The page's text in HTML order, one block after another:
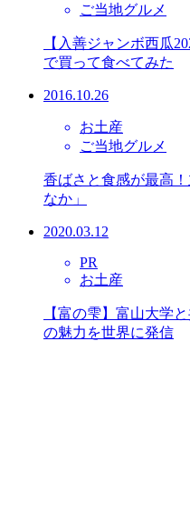
ご当地グルメ
【入善ジャンボ西瓜
で買って食べてみた
2016.10.26
お土産
ご当地グルメ
香ばさと食感が最高
なか」
2020.03.12
PR
お土産
【富の雫】富山大学
の魅力を世界に発信